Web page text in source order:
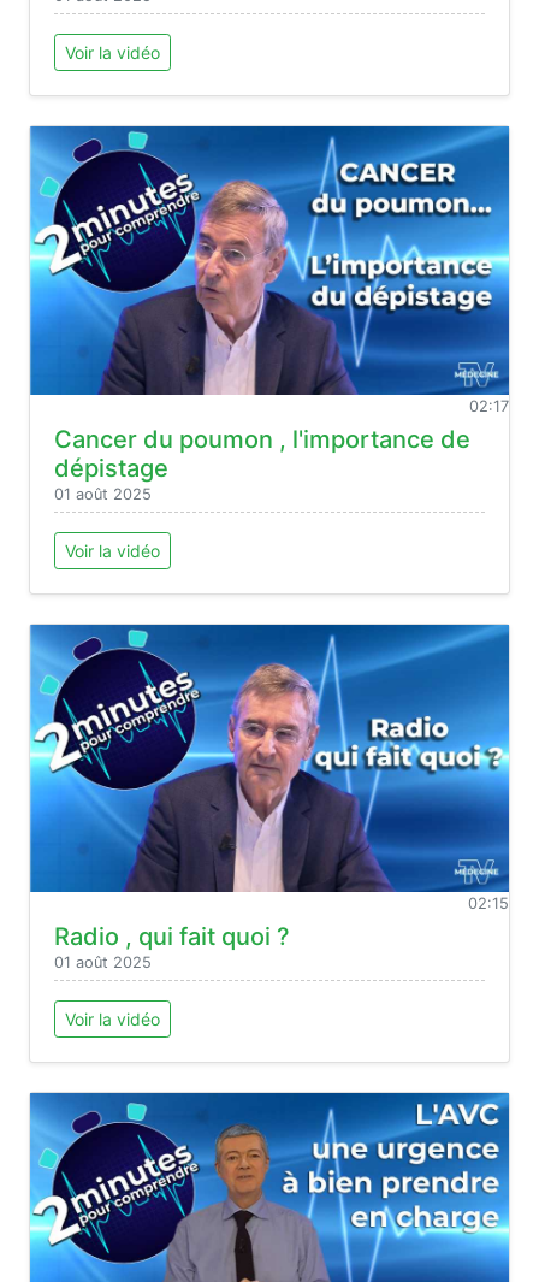
Voir la vidéo
02:17
Cancer du poumon , l'importance de
dépistage
01 août 2025
Voir la vidéo
02:15
Radio , qui fait quoi ?
01 août 2025
Voir la vidéo